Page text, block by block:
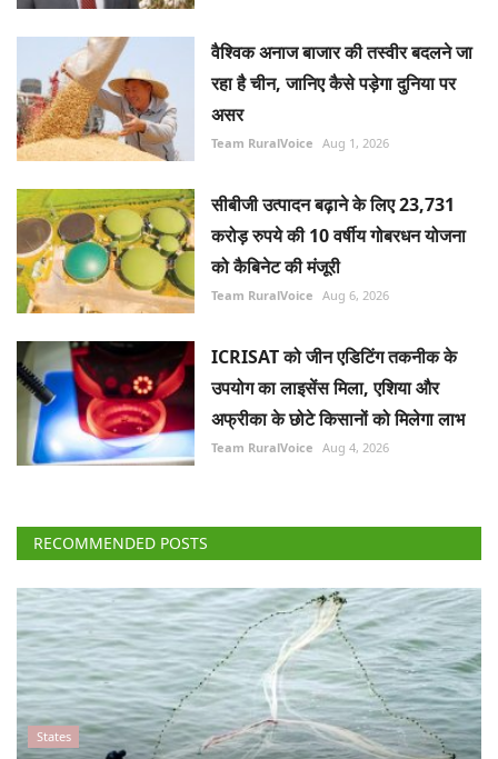
वैश्विक अनाज बाजार की तस्वीर बदलने जा
रहा है चीन, जानिए कैसे पड़ेगा दुनिया पर
असर
Team RuralVoice Aug 1, 2026
सीबीजी उत्पादन बढ़ाने के लिए 23,731
करोड़ रुपये की 10 वर्षीय गोबरधन योजना
को कैबिनेट की मंजूरी
Team RuralVoice Aug 6, 2026
ICRISAT को जीन एडिटिंग तकनीक के
उपयोग का लाइसेंस मिला, एशिया और
अफ्रीका के छोटे किसानों को मिलेगा लाभ
Team RuralVoice Aug 4, 2026
RECOMMENDED POSTS
States